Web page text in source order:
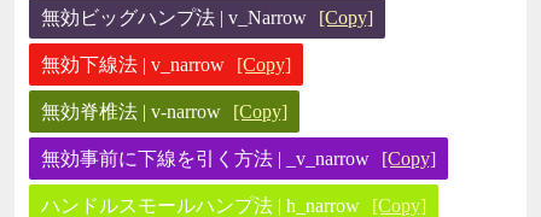
無効ビッグハンプ法 | v_Narrow [Copy]
無効下線法 | v_narrow [Copy]
無効脊椎法 | v-narrow [Copy]
無効事前に下線を引く方法 | _v_narrow [Copy]
ハンドルスモールハンプ法 | h_narrow [Copy]